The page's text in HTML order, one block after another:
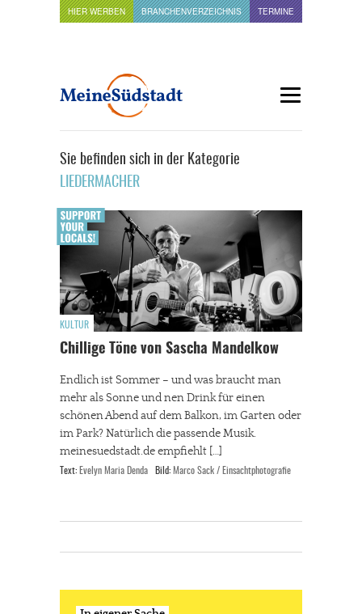
HIER WERBEN BRANCHENVERZEICHNIS TERMINE
Sie befinden sich in der Kategorie
LIEDERMACHER
KULTUR
Chillige Töne von Sascha Mandelkow
Endlich ist Sommer – und was braucht man
mehr als Sonne und nen Drink für einen
schönen Abend auf dem Balkon, im Garten oder
im Park? Natürlich die passende Musik.
meinesuedstadt.de empfiehlt […]
Text: Evelyn Maria Denda Bild: Marco Sack / Einsachtphotografie